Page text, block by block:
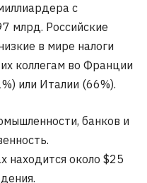
с
млрд. Российские
в мире налоги
коллегам во Франции
или Италии (66%).
банков и
находится около $25